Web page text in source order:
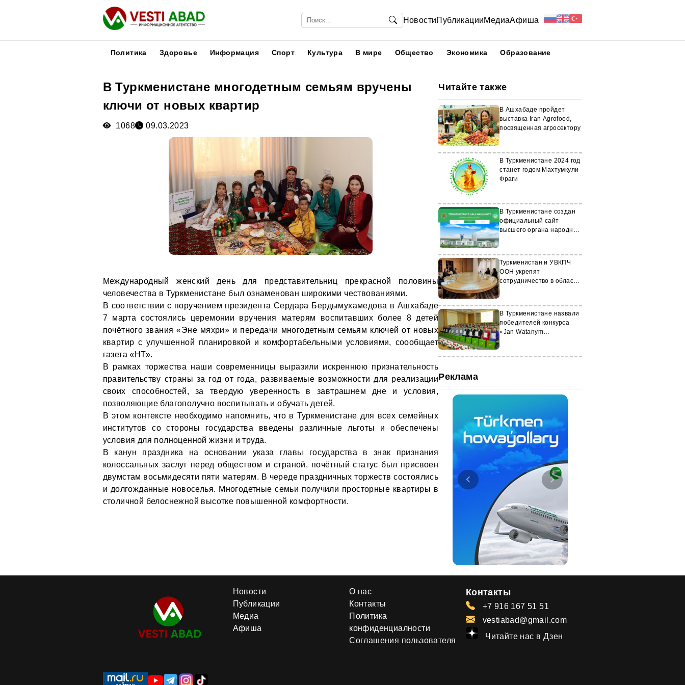
НовостиПубликацииМедиаАфиша
Политика Здоровье Информация Спорт Культура В мире Общество Экономика Образование
В Туркменистане многодетным семьям вручены
ключи от новых квартир
1068 09.03.2023
Международный женский день для представительниц прекрасной половины
человечества в Туркменистане был ознаменован широкими чествованиями.
В соответствии с поручением президента Сердара Бердымухамедова в Ашхабаде
7 марта состоялись церемонии вручения матерям воспитавших более 8 детей
почётного звания «Эне мяхри» и передачи многодетным семьям ключей от новых
квартир с улучшенной планировкой и комфортабельными условиями, соообщает
газета «НТ».
В рамках торжества наши современницы выразили искреннюю признательность
правительству страны за год от года, развиваемые возможности для реализации
своих способностей, за твердую уверенность в завтрашнем дне и условия,
позволяющие благополучно воспитывать и обучать детей.
В этом контексте необходимо напомнить, что в Туркменистане для всех семейных
институтов со стороны государства введены различные льготы и обеспечены
условия для полноценной жизни и труда.
В канун праздника на основании указа главы государства в знак признания
колоссальных заслуг перед обществом и страной, почётный статус был присвоен
двумстам восьмидесяти пяти матерям. В череде праздничных торжеств состоялись
и долгожданные новоселья. Многодетные семьи получили просторные квартиры в
столичной белоснежной высотке повышенной комфортности.
Читайте также
В Ашхабаде пройдет
выставка Iran Agrofood,
посвященная агросектору
В Туркменистане 2024 год
станет годом Махтумкули
Фраги
В Туркменистане создан
официальный сайт
высшего органа народной
Туркменистан и УВКПЧ
ООН укрепят
сотрудничество в области
В Туркменистане назвали
победителей конкурса
«Jan Watanym
Реклама
Новости
Публикации
Медиа
Афиша
О нас
Контакты
Политика
конфиденциалности
Соглашения пользователя
Контакты
+7 916 167 51 51
vestiabad@gmail.com
Читайте нас в Дзен